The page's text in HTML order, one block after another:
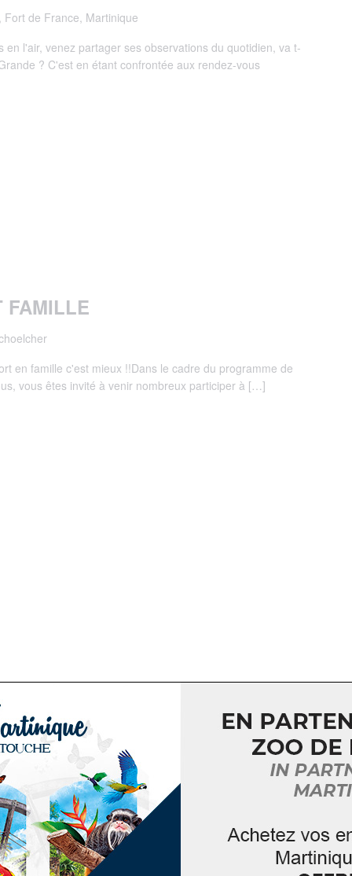
Fort de France, Martinique
l'air, venez partager ses observations du quotidien, va t-
? C'est en étant confrontée aux rendez-vous
FAMILLE
en famille c'est mieux !!Dans le cadre du programme de
vous êtes invité à venir nombreux participer à […]
BOKAY
Martinique
Saint-Joseph ! Envie de produits frais et locaux ? Ne
le Ti Marché Bô Kay, qui revient près de chez […]